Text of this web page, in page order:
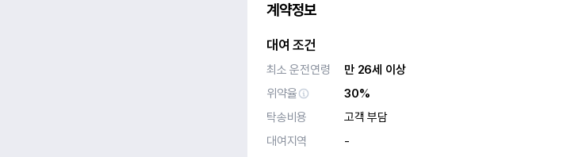
계약정보
대여 조건
최소 운전연령
만 26세 이상
위약율
30%
탁송비용
고객 부담
대여지역
-